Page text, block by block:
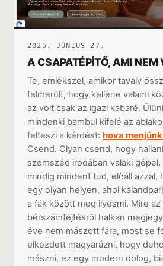
2025. JÚNIUS 27.
A CSAPATÉPÍTŐ, AMI NEM
Te, emlékszel, amikor tavaly
felmerült, hogy kellene valami
az volt csak az igazi kabaré.
mindenki bambul kifelé az
felteszi a kérdést: hova
Csend. Olyan csend, hogy
szomszéd irodában valaki gépel.
mindig mindent tud, előáll azzal,
egy olyan helyen, ahol
a fák között meg ilyesmi. Mire az
bérszámfejtésről halkan
éve nem mászott fára, most se
elkezdett magyarázni, hogy
mászni, ez egy modern dolog,